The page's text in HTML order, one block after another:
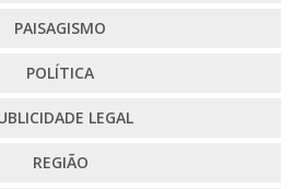
PAISAGISMO
POLÍTICA
LEGAL
REGIÃO